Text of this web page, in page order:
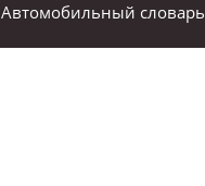
Автомобильный словарь